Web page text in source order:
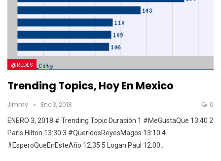
@REDES
Trending Topics, Hoy En Mexico
Jimmy Ene 3, 2018 0
ENERO 3, 2018 # Trending Topic Duración 1 #MeGustaQue 13:40 2
Paris Hilton 13:30 3 #QueridosReyesMagos 13:10 4
#EsperoQueEnEsteAño 12:35 5 Logan Paul 12:00…